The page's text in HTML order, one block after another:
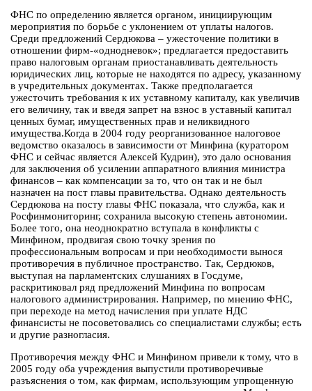
ФНС по определению является органом, инициирующим
мероприятия по борьбе с уклонением от уплаты налогов.
Среди предложений Сердюкова – ужесточение политики в
отношении фирм-«однодневок»; предлагается предоставить
право налоговым органам приостанавливать деятельность
юридических лиц, которые не находятся по адресу, указанному
в учредительных документах. Также предполагается
ужесточить требования к их уставному капиталу, как увеличив
его величину, так и введя запрет на взнос в уставный капитал
ценных бумаг, имущественных прав и неликвидного
имущества.Когда в 2004 году реорганизованное налоговое
ведомство оказалось в зависимости от Минфина (куратором
ФНС и сейчас является Алексей Кудрин), это дало основания
для заключения об усилении аппаратного влияния министра
финансов – как компенсации за то, что он так и не был
назначен на пост главы правительства. Однако деятельность
Сердюкова на посту главы ФНС показала, что служба, как и
Росфинмониторинг, сохранила высокую степень автономии.
Более того, она неоднократно вступала в конфликты с
Минфином, продвигая свою точку зрения по
профессиональным вопросам и при необходимости вынося
противоречия в публичное пространство. Так, Сердюков,
выступая на парламентских слушаниях в Госдуме,
раскритиковал ряд предложений Минфина по вопросам
налогового администрирования. Например, по мнению ФНС,
при переходе на метод начисления при уплате НДС
финансисты не посоветовались со специалистами службы; есть
и другие разногласия.
Противоречия между ФНС и Минфином привели к тому, что в
2005 году оба учреждения выпустили противоречивые
разъяснения о том, как фирмам, использующим упрощенную